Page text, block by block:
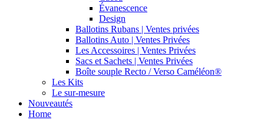
Évanescence
Design
Ballotins Rubans | Ventes privées
Ballotins Auto | Ventes Privées
Les Accessoires | Ventes Privées
Sacs et Sachets | Ventes Privées
Boîte souple Recto / Verso Caméléon®
Les Kits
Le sur-mesure
Nouveautés
Home